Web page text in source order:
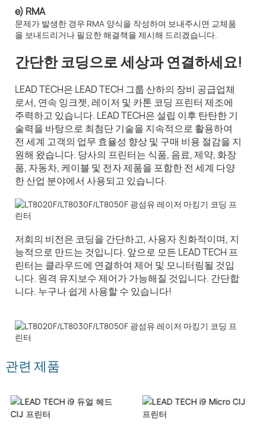
e) RMA
문제가 발생한 경우 RMA 양식을 작성하여 보내주시면 교체품
을 보내드리거나 필요한 해결책을 제시해 드리겠습니다.
간단한 코딩으로 세상과 연결하세요!
LEAD TECH은 LEAD TECH 그룹 산하의 장비 공급업체
로서, 연속 잉크젯, 레이저 및 카톤 코딩 프린터 제조에
주력하고 있습니다. LEAD TECH은 설립 이후 탄탄한 기
술력을 바탕으로 최첨단 기술을 지속적으로 활용하여
전 세계 고객의 업무 효율성 향상 및 구매 비용 절감을 지
원해 왔습니다. 당사의 프린터는 식품, 음료, 제약, 화장
품, 자동차, 케이블 및 전자 제품을 포함한 전 세계 다양
한 산업 분야에서 사용되고 있습니다.
저희의 비전은 코딩을 간단하고, 사용자 친화적이며, 지
능적으로 만드는 것입니다. 앞으로 모든 LEAD TECH 프
린터는 클라우드에 연결하여 제어 및 모니터링될 것입
니다. 원격 유지보수 제어가 가능해질 것입니다. 간단합
니다. 누구나 쉽게 사용할 수 있습니다!
관련 제품